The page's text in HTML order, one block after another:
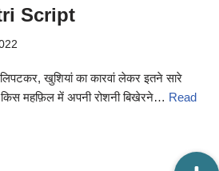
Script
खुशियां का कारवां लेकर इतने सारे
महफ़िल में अपनी रोशनी बिखेरने… Read